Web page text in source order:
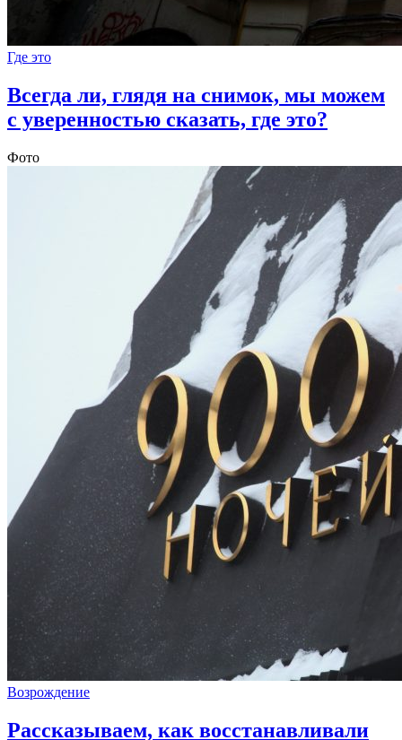
Где это
Всегда ли, глядя на снимок, мы можем
с уверенностью сказать, где это?
Фото
Возрождение
Рассказываем, как восстанавливали